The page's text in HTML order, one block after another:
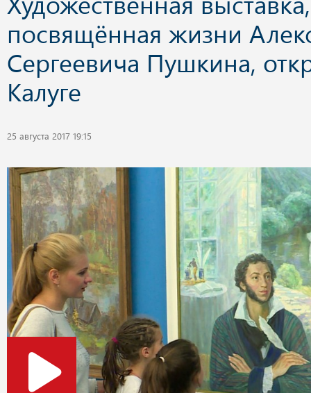
посвящённая жизни
Сергеевича Пушкина,
Калуге
25 августа 2017 19:15